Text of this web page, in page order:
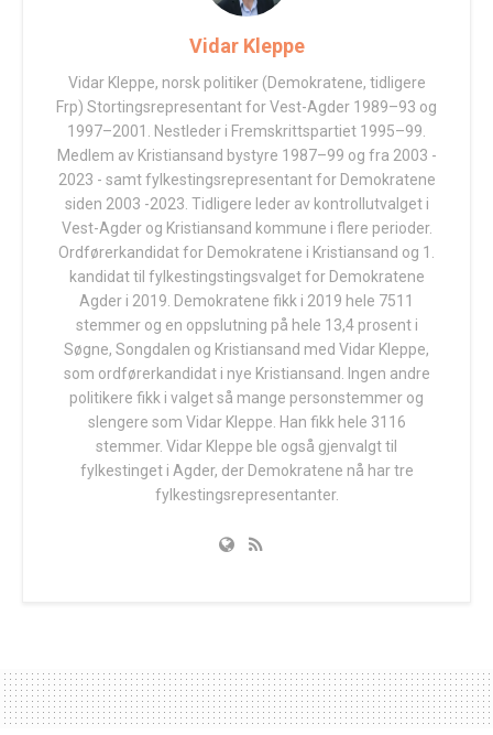
Vidar Kleppe
Vidar Kleppe, norsk politiker (Demokratene, tidligere
Frp) Stortingsrepresentant for Vest-Agder 1989–93 og
1997–2001. Nestleder i Fremskrittspartiet 1995–99.
Medlem av Kristiansand bystyre 1987–99 og fra 2003 -
2023 - samt fylkestingsrepresentant for Demokratene
siden 2003 -2023. Tidligere leder av kontrollutvalget i
Vest-Agder og Kristiansand kommune i flere perioder.
Ordførerkandidat for Demokratene i Kristiansand og 1.
kandidat til fylkestingstingsvalget for Demokratene
Agder i 2019. Demokratene fikk i 2019 hele 7511
stemmer og en oppslutning på hele 13,4 prosent i
Søgne, Songdalen og Kristiansand med Vidar Kleppe,
som ordførerkandidat i nye Kristiansand. Ingen andre
politikere fikk i valget så mange personstemmer og
slengere som Vidar Kleppe. Han fikk hele 3116
stemmer. Vidar Kleppe ble også gjenvalgt til
fylkestinget i Agder, der Demokratene nå har tre
fylkestingsrepresentanter.